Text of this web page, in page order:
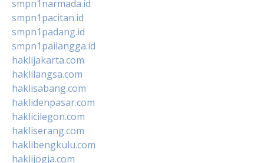
smpn1narmada.id
smpn1pacitan.id
smpn1padang.id
smpn1pailangga.id
haklijakarta.com
haklilangsa.com
haklisabang.com
haklidenpasar.com
haklicilegon.com
hakliserang.com
haklibengkulu.com
haklijogja.com